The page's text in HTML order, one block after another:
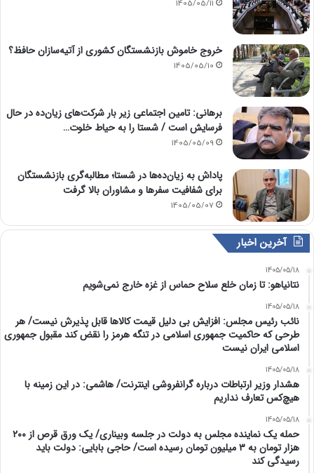
1405/05/11
خروج خاموش بازنشستگان کشوری از آتیه‌سازان حافظ؟
1405/05/10
برهانی: تامین اجتماعی زیر بار شرکت‌های زیان‌ده در حال
فرسایش است / شستا را به حیاط خلوت…
1405/05/09
پاداش به زیان‌ده‌ها در شستا؛ مطالبه‌گری بازنشستگان
برای شفافیت سفرها و مشاوران بالا گرفت
1405/05/07
آخرین اخبار
1405/05/18
نتانیاهو: تا زمان خلع سلاح حماس از غزه خارج نمی‌شویم
1405/05/18
نائب رئیس مجلس: افزایش بی دلیل قیمت کالاها قابل پذیرش نیست/ هر
طرحی که حاکمیت جمهوری اسلامی در تنگه هرمز را نقض کند مقبول جمهوری
اسلامی ایران نیست
1405/05/18
هشدار وزیر ارتباطات درباره گرانفروشی اینترنت/ هاشمی: در این زمینه با
هیچ‌کس تعارف نداریم
1405/05/18
حمله یک نماینده مجلس به دولت در جلسه وبیناری/ یک ورق قرص از ۲۰۰
هزار تومان به ۳ میلیون تومان رسیده است/ حاجی بابایی: دولت باید
رسیدگی کند